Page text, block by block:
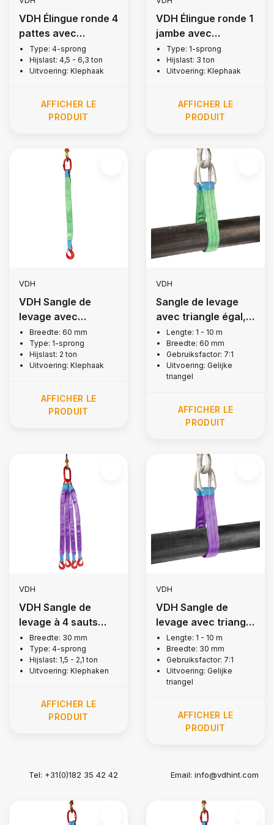
VDH Élingue ronde 4
pattes avec
crochets + linguet,
4,5 tonne
Type: 4-sprong
Hijslast: 4,5 - 6,3 ton
Uitvoering: Klephaak
AFFICHER LE
PRODUIT
VDH Élingue ronde 1
jambe avec
crochets + linguet,
3 tonne
Type: 1-sprong
Hijslast: 3 ton
Uitvoering: Klephaak
AFFICHER LE
PRODUIT
VDH
VDH Sangle de
levage avec
crochets à rabat, 2
tonne
Breedte: 60 mm
Type: 1-sprong
Hijslast: 2 ton
Uitvoering: Klephaak
AFFICHER LE
PRODUIT
VDH
Sangle de levage
avec triangle égal, 2
tonnes
Lengte: 1 - 10 m
Breedte: 60 mm
Gebruiksfactor: 7:1
Uitvoering: Gelijke
triangel
AFFICHER LE
PRODUIT
VDH
VDH Sangle de
levage à 4 sauts
avec crochets à
rabat, 1,5 tonnes
Breedte: 30 mm
Type: 4-sprong
Hijslast: 1,5 - 2,1 ton
Uitvoering: Klephaken
AFFICHER LE
PRODUIT
VDH
VDH Sangle de
levage avec triangle
égal, 1 tonne
Lengte: 1 - 10 m
Breedte: 30 mm
Gebruiksfactor: 7:1
Uitvoering: Gelijke
triangel
AFFICHER LE
PRODUIT
Tel: +31(0)182 35 42 42 Email:info@vdhint.com